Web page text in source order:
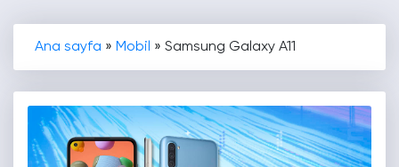
Ana sayfa » Mobil » Samsung Galaxy A11